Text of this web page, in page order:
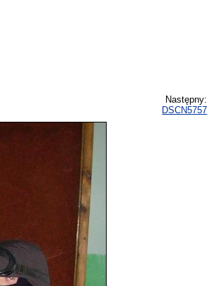
Następny:
DSCN5757